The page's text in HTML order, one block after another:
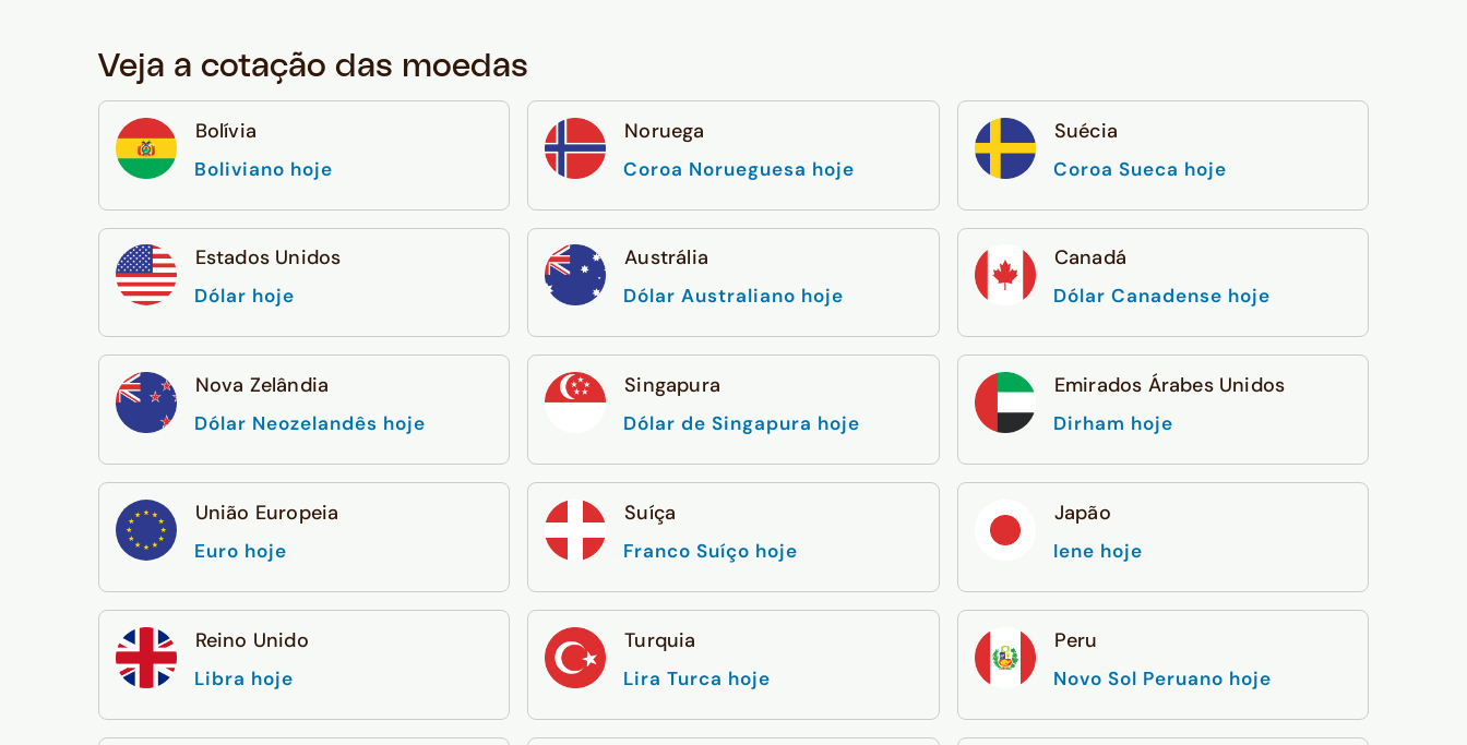
Veja a cotação das moedas
Bolívia
Boliviano hoje
Noruega
Coroa Norueguesa hoje
Suécia
Coroa Sueca hoje
Estados Unidos
Dólar hoje
Austrália
Dólar Australiano hoje
Canadá
Dólar Canadense hoje
Nova Zelândia
Dólar Neozelandês hoje
Singapura
Dólar de Singapura hoje
Emirados Árabes Unidos
Dirham hoje
União Europeia
Euro hoje
Suíça
Franco Suíço hoje
Japão
Iene hoje
Reino Unido
Libra hoje
Turquia
Lira Turca hoje
Peru
Novo Sol Peruano hoje